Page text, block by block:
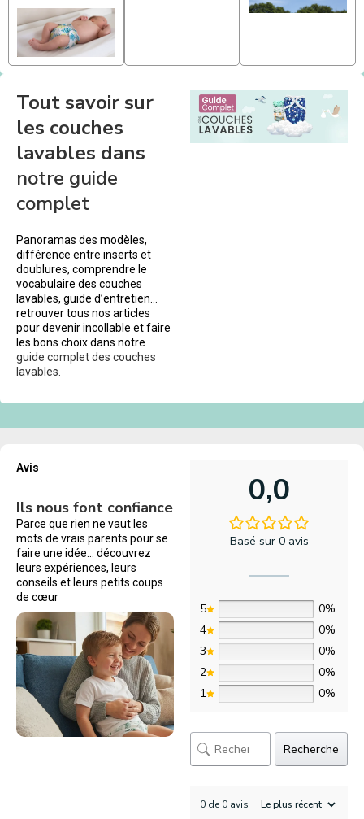
Tout savoir sur
les couches
lavables dans
notre guide
complet
Panoramas des modèles,
différence entre inserts et
doublures, comprendre le
vocabulaire des couches
lavables, guide d’entretien…
retrouver tous nos articles
pour devenir incollable et faire
les bons choix dans notre
guide complet des couches
lavables.
Avis
Ils nous font confiance
Parce que rien ne vaut les
mots de vrais parents pour se
faire une idée… découvrez
leurs expériences, leurs
conseils et leurs petits coups
de cœur
0,0
Basé sur 0 avis
5
0%
4
0%
3
0%
2
0%
1
0%
Recherche
0 de 0 avis